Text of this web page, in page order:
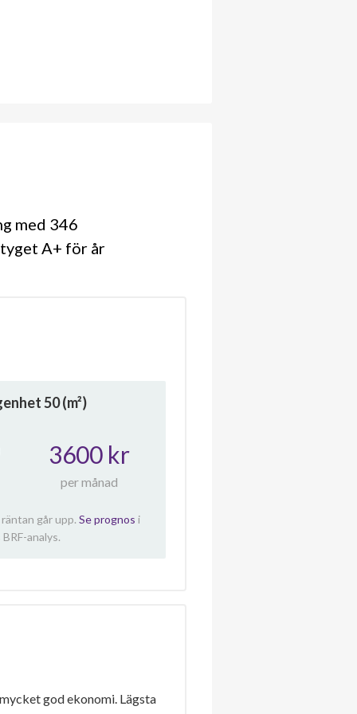
med 346
A+ för år
50(m²)
3600 kr
per månad
går upp. Se prognos i
analys.
god ekonomi. Lägsta